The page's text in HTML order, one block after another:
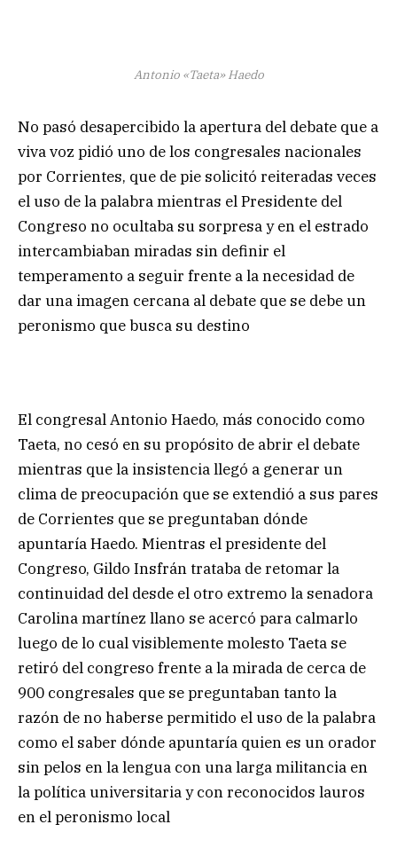
Antonio «Taeta» Haedo
No pasó desapercibido la apertura del debate que a
viva voz pidió uno de los congresales nacionales
por Corrientes, que de pie solicitó reiteradas veces
el uso de la palabra mientras el Presidente del
Congreso no ocultaba su sorpresa y en el estrado
intercambiaban miradas sin definir el
temperamento a seguir frente a la necesidad de
dar una imagen cercana al debate que se debe un
peronismo que busca su destino
El congresal Antonio Haedo, más conocido como
Taeta, no cesó en su propósito de abrir el debate
mientras que la insistencia llegó a generar un
clima de preocupación que se extendió a sus pares
de Corrientes que se preguntaban dónde
apuntaría Haedo. Mientras el presidente del
Congreso, Gildo Insfrán trataba de retomar la
continuidad del desde el otro extremo la senadora
Carolina martínez llano se acercó para calmarlo
luego de lo cual visiblemente molesto Taeta se
retiró del congreso frente a la mirada de cerca de
900 congresales que se preguntaban tanto la
razón de no haberse permitido el uso de la palabra
como el saber dónde apuntaría quien es un orador
sin pelos en la lengua con una larga militancia en
la política universitaria y con reconocidos lauros
en el peronismo local